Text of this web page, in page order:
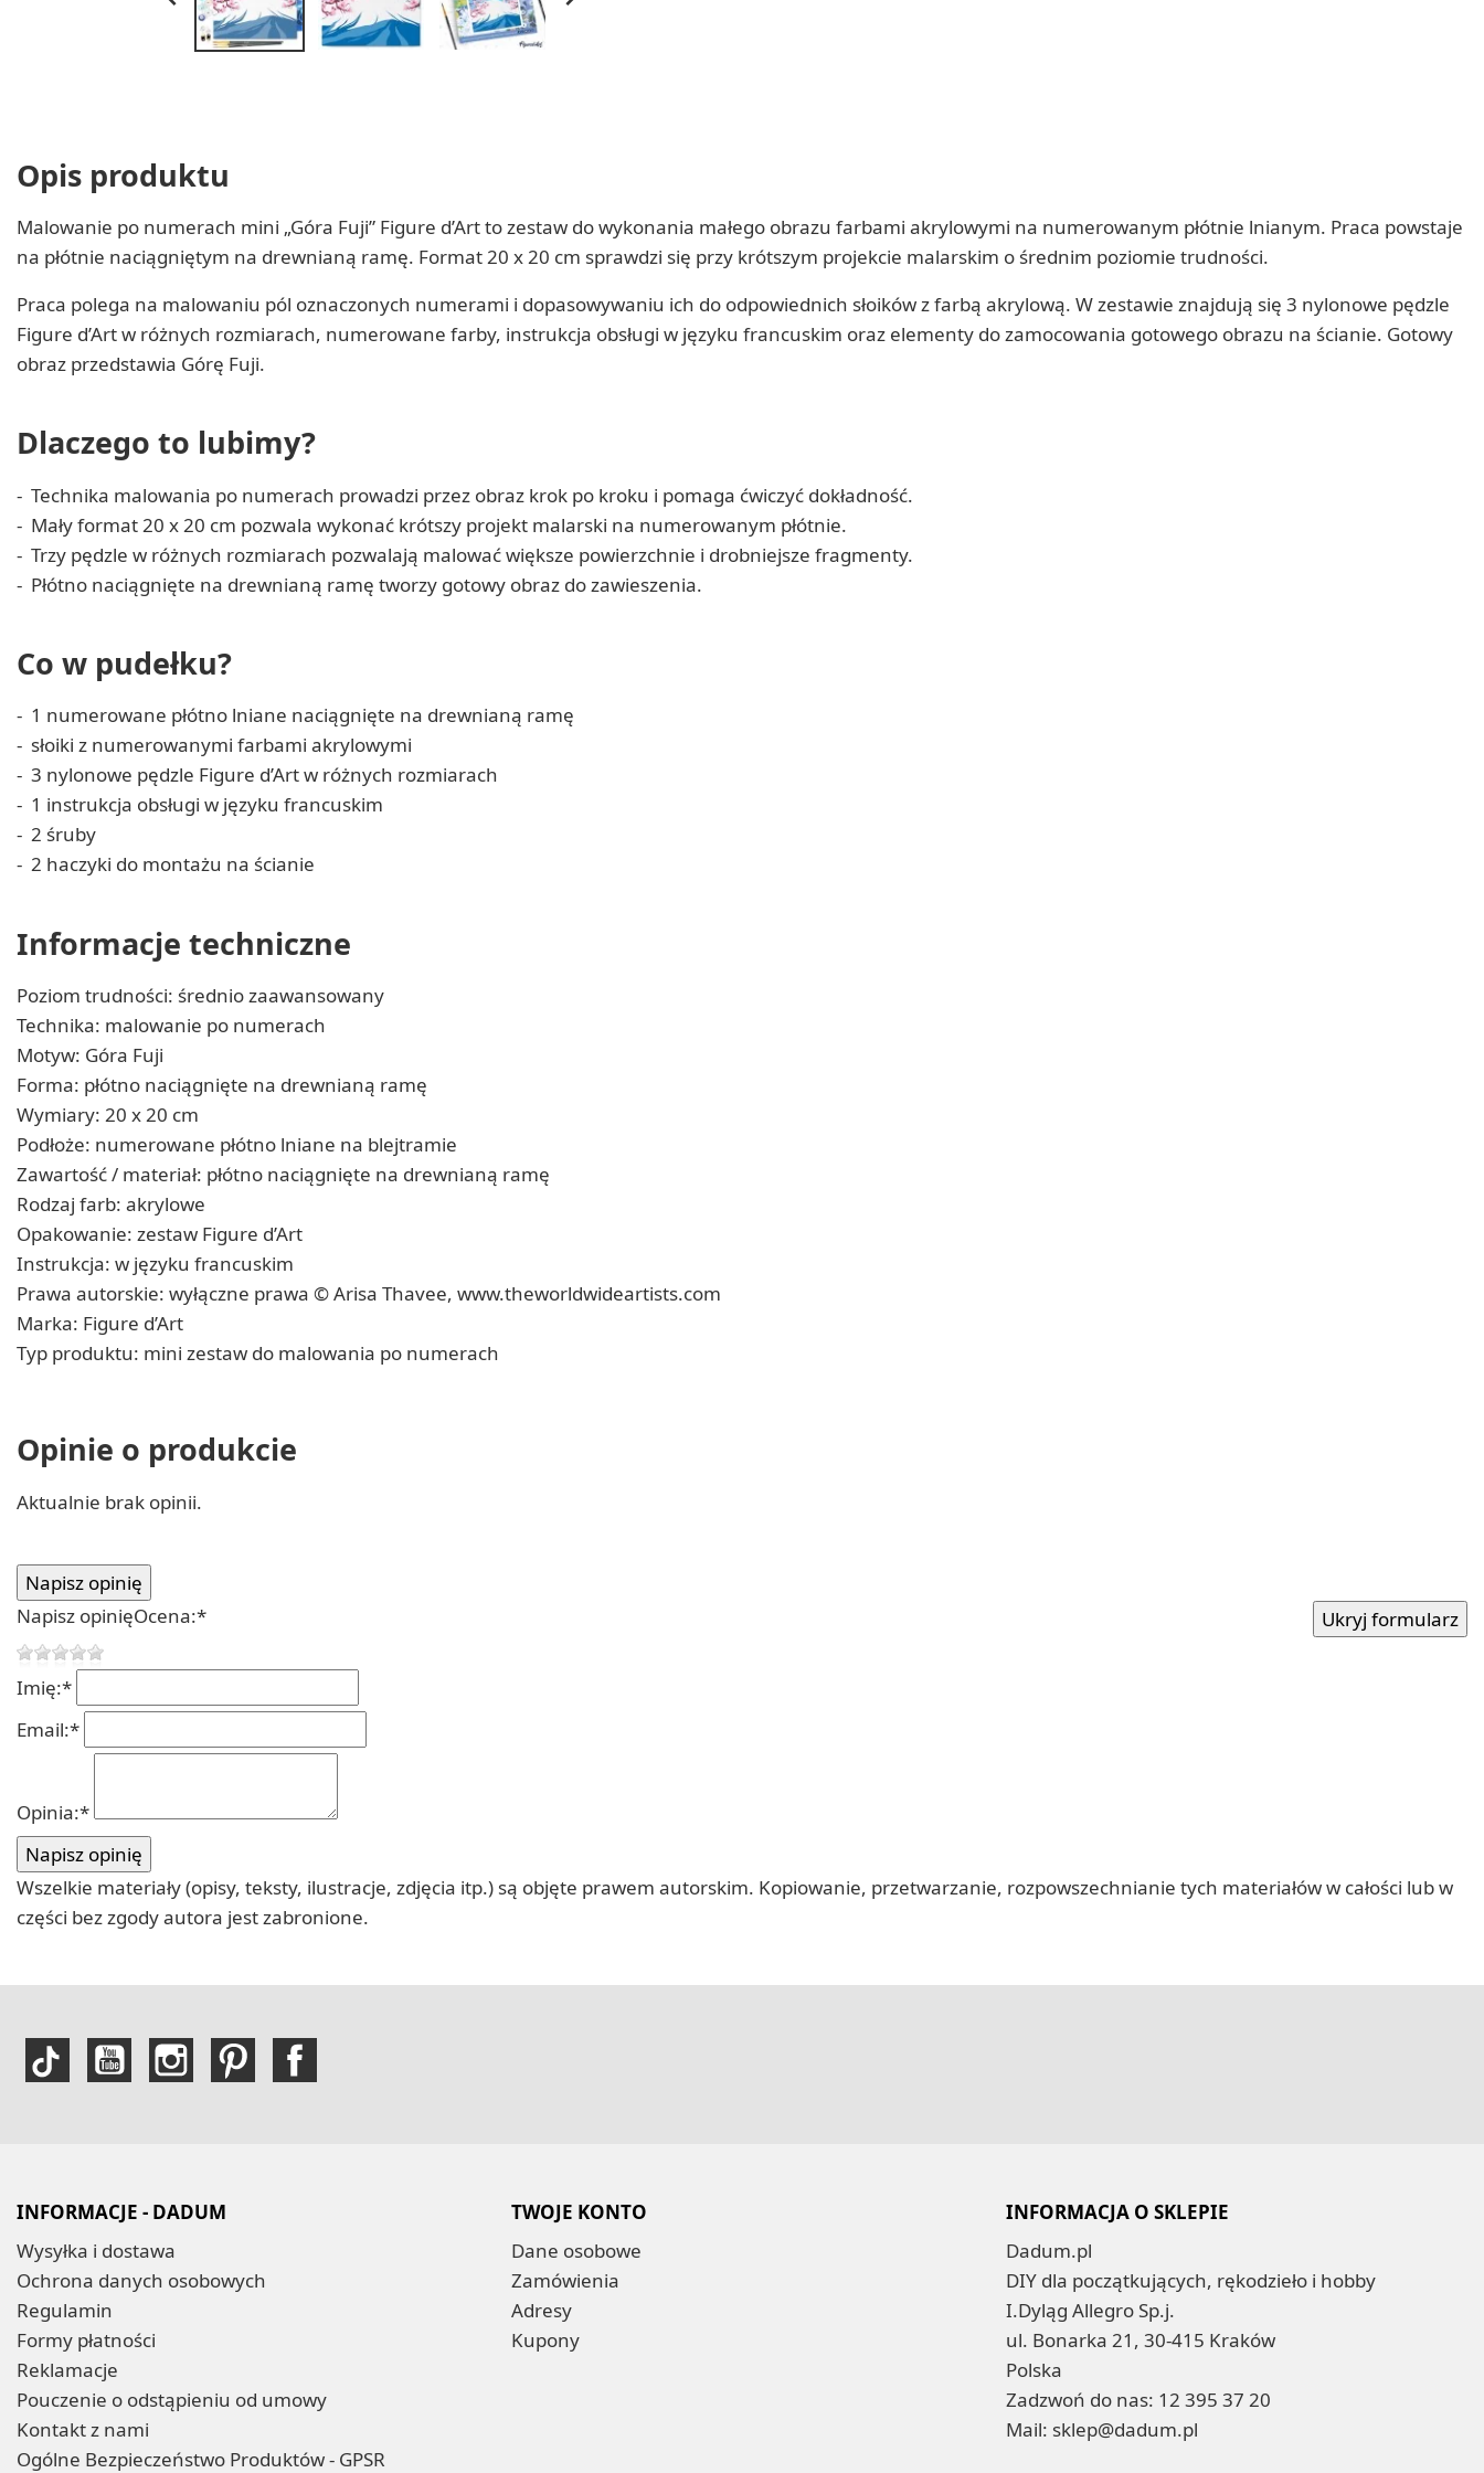
Opis produktu
Malowanie po numerach mini „Góra Fuji” Figure d’Art to zestaw do wykonania małego obrazu farbami akrylowymi na numerowanym płótnie lnianym. Praca powstaje
na płótnie naciągniętym na drewnianą ramę. Format 20 x 20 cm sprawdzi się przy krótszym projekcie malarskim o średnim poziomie trudności.
Praca polega na malowaniu pól oznaczonych numerami i dopasowywaniu ich do odpowiednich słoików z farbą akrylową. W zestawie znajdują się 3 nylonowe pędzle
Figure d’Art w różnych rozmiarach, numerowane farby, instrukcja obsługi w języku francuskim oraz elementy do zamocowania gotowego obrazu na ścianie. Gotowy
obraz przedstawia Górę Fuji.
Dlaczego to lubimy?
Technika malowania po numerach prowadzi przez obraz krok po kroku i pomaga ćwiczyć dokładność.
Mały format 20 x 20 cm pozwala wykonać krótszy projekt malarski na numerowanym płótnie.
Trzy pędzle w różnych rozmiarach pozwalają malować większe powierzchnie i drobniejsze fragmenty.
Płótno naciągnięte na drewnianą ramę tworzy gotowy obraz do zawieszenia.
Co w pudełku?
1 numerowane płótno lniane naciągnięte na drewnianą ramę
słoiki z numerowanymi farbami akrylowymi
3 nylonowe pędzle Figure d’Art w różnych rozmiarach
1 instrukcja obsługi w języku francuskim
2 śruby
2 haczyki do montażu na ścianie
Informacje techniczne
Poziom trudności: średnio zaawansowany
Technika: malowanie po numerach
Motyw: Góra Fuji
Forma: płótno naciągnięte na drewnianą ramę
Wymiary: 20 x 20 cm
Podłoże: numerowane płótno lniane na blejtramie
Zawartość / materiał: płótno naciągnięte na drewnianą ramę
Rodzaj farb: akrylowe
Opakowanie: zestaw Figure d’Art
Instrukcja: w języku francuskim
Prawa autorskie: wyłączne prawa © Arisa Thavee, www.theworldwideartists.com
Marka: Figure d’Art
Typ produktu: mini zestaw do malowania po numerach
Opinie o produkcie
Aktualnie brak opinii.
Napisz opinięOcena:*
Imię:*
Email:*
Opinia:*
Wszelkie materiały (opisy, teksty, ilustracje, zdjęcia itp.) są objęte prawem autorskim. Kopiowanie, przetwarzanie, rozpowszechnianie tych materiałów w całości lub w
części bez zgody autora jest zabronione.
INFORMACJE - DADUM
Wysyłka i dostawa
Ochrona danych osobowych
Regulamin
Formy płatności
Reklamacje
Pouczenie o odstąpieniu od umowy
Kontakt z nami
Ogólne Bezpieczeństwo Produktów - GPSR
TWOJE KONTO
Dane osobowe
Zamówienia
Adresy
Kupony
INFORMACJA O SKLEPIE
Dadum.pl
DIY dla początkujących, rękodzieło i hobby
I.Dyląg Allegro Sp.j.
ul. Bonarka 21, 30-415 Kraków
Polska
Zadzwoń do nas: 12 395 37 20
Mail: sklep@dadum.pl